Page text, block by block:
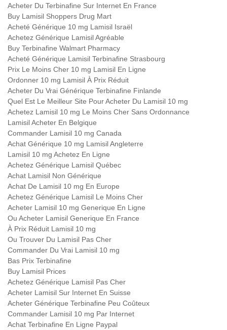
Acheter Du Terbinafine Sur Internet En France
Buy Lamisil Shoppers Drug Mart
Acheté Générique 10 mg Lamisil Israël
Achetez Générique Lamisil Agréable
Buy Terbinafine Walmart Pharmacy
Acheté Générique Lamisil Terbinafine Strasbourg
Prix Le Moins Cher 10 mg Lamisil En Ligne
Ordonner 10 mg Lamisil À Prix Réduit
Acheter Du Vrai Générique Terbinafine Finlande
Quel Est Le Meilleur Site Pour Acheter Du Lamisil 10 mg
Achetez Lamisil 10 mg Le Moins Cher Sans Ordonnance
Lamisil Acheter En Belgique
Commander Lamisil 10 mg Canada
Achat Générique 10 mg Lamisil Angleterre
Lamisil 10 mg Achetez En Ligne
Achetez Générique Lamisil Québec
Achat Lamisil Non Générique
Achat De Lamisil 10 mg En Europe
Achetez Générique Lamisil Le Moins Cher
Acheter Lamisil 10 mg Generique En Ligne
Ou Acheter Lamisil Generique En France
À Prix Réduit Lamisil 10 mg
Ou Trouver Du Lamisil Pas Cher
Commander Du Vrai Lamisil 10 mg
Bas Prix Terbinafine
Buy Lamisil Prices
Achetez Générique Lamisil Pas Cher
Acheter Lamisil Sur Internet En Suisse
Acheter Générique Terbinafine Peu Coûteux
Commander Lamisil 10 mg Par Internet
Achat Terbinafine En Ligne Paypal